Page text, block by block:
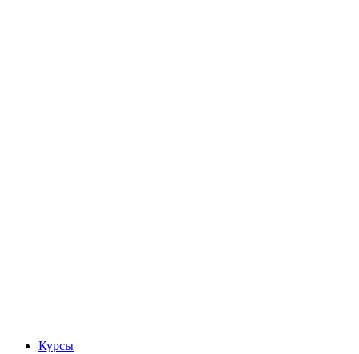
Курсы